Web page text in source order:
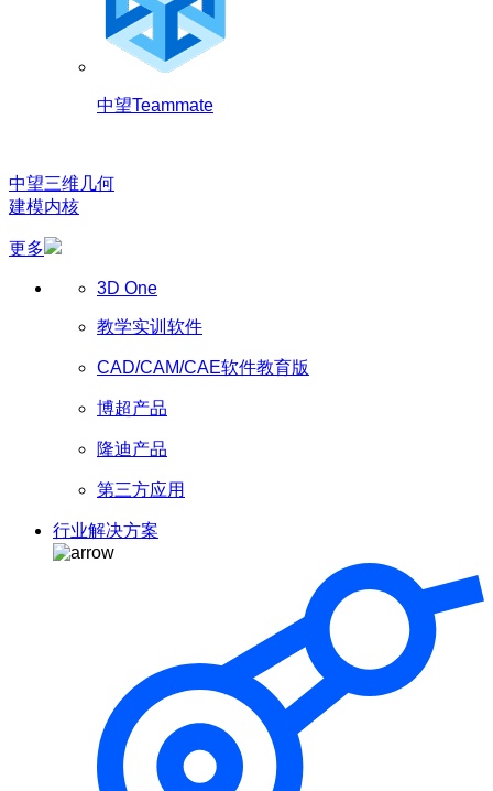
中望Teammate
中望三维几何
建模内核
更多
3D One
教学实训软件
CAD/CAM/CAE软件教育版
博超产品
隆迪产品
第三方应用
行业解决方案